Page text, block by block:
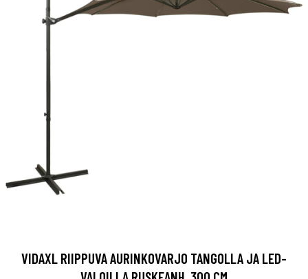
VIDAXL RIIPPUVA AURINKOVARJO TANGOLLA JA LED-